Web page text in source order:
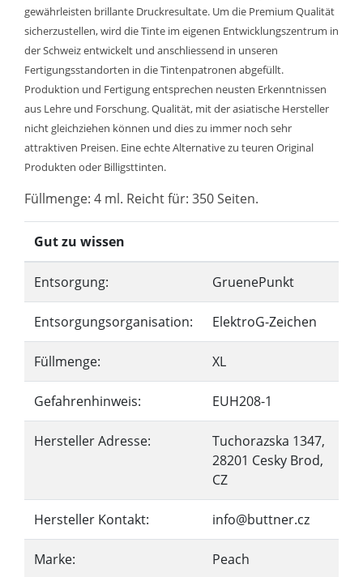
gewährleisten brillante Druckresultate. Um die Premium Qualität
sicherzustellen, wird die Tinte im eigenen Entwicklungszentrum in
der Schweiz entwickelt und anschliessend in unseren
Fertigungsstandorten in die Tintenpatronen abgefüllt.
Produktion und Fertigung entsprechen neusten Erkenntnissen
aus Lehre und Forschung. Qualität, mit der asiatische Hersteller
nicht gleichziehen können und dies zu immer noch sehr
attraktiven Preisen. Eine echte Alternative zu teuren Original
Produkten oder Billigsttinten.
Füllmenge: 4 ml. Reicht für: 350 Seiten.
Gut zu wissen
Entsorgung: GruenePunkt
Entsorgungsorganisation: ElektroG-Zeichen
Füllmenge: XL
Gefahrenhinweis: EUH208-1
Hersteller Adresse:
Tuchorazska 1347,
28201 Cesky Brod,
CZ
Hersteller Kontakt: info@buttner.cz
Marke: Peach